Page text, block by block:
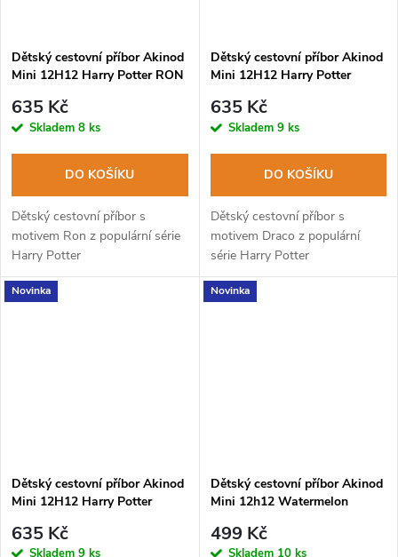
Dětský cestovní příbor Akinod
Mini 12H12 Harry Potter RON
635 Kč
Skladem 8 ks
DO KOŠÍKU
Dětský cestovní příbor s
motivem Ron z populární série
Harry Potter
Dětský cestovní příbor Akinod
Mini 12H12 Harry Potter
635 Kč
Skladem 9 ks
DO KOŠÍKU
Dětský cestovní příbor s
motivem Draco z populární
série Harry Potter
Novinka
Dětský cestovní příbor Akinod
Mini 12H12 Harry Potter
635 Kč
Novinka
Dětský cestovní příbor Akinod
Mini 12h12 Watermelon
499 Kč